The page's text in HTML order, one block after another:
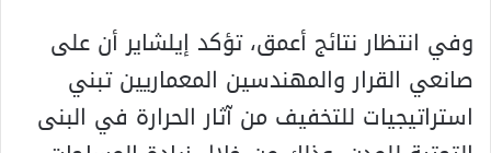
وفي انتظار نتائج أعمق، تؤكد إيلشاير أن على
صانعي القرار والمهندسين المعماريين تبني
استراتيجيات للتخفيف من آثار الحرارة في البنى